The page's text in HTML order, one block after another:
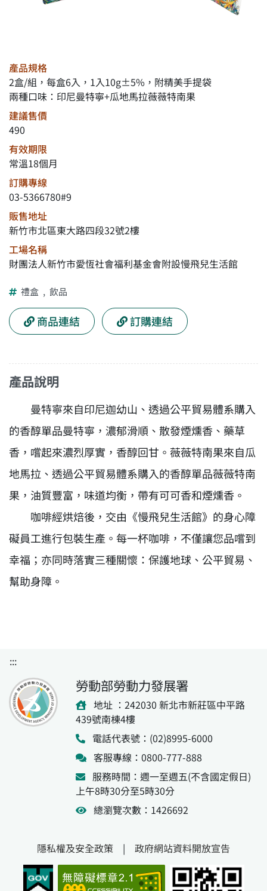
產品規格
2盒/組，每盒6入，1入10g±5%，附精美手提袋
兩種口味：印尼曼特寧+瓜地馬拉薇薇特南果
建議售價
490
有效期限
常溫18個月
訂購專線
03-5366780#9
販售地址
新竹市北區東大路四段32號2樓
工場名稱
財團法人新竹市愛恆社會福利基金會附設慢飛兒生活館
禮盒 , 飲品
商品連結 訂購連結
產品說明
曼特寧來自印尼迦幼山、透過公平貿易體系購入
的香醇單品曼特寧，濃郁滑順、散發煙燻香、藥草
香，嚐起來濃烈厚實，香醇回甘。薇薇特南果來自瓜
地馬拉、透過公平貿易體系購入的香醇單品薇薇特南
果，油質豐富，味道均衡，帶有可可香和煙燻香。
咖啡經烘焙後，交由《慢飛兒生活館》的身心障
礙員工進行包裝生產。每一杯咖啡，不僅讓您品嚐到
幸福；亦同時落實三種關懷：保護地球、公平貿易、
幫助身障。
:::
勞動部勞動力發展署
地址 ：242030 新北市新莊區中平路
439號南棟4樓
電話代表號：(02)8995-6000
客服專線：0800-777-888
服務時間：週一至週五(不含國定假日)
上午8時30分至5時30分
總瀏覽次數：1426692
隱私權及安全政策 | 政府網站資料開放宣告